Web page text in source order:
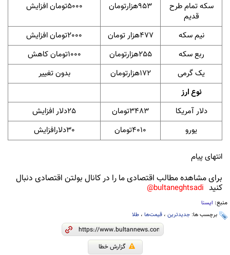
سکه‌ تمام‌ طرح‌
قدیم
953هزارتومان 5000تومان افزایش
نیم سکه 477هزار تومان
2000تومان افزایش
ربع سکه
255هزارتومان
1000تومان کاهش
یک گرمی
172هزارتومان
بدون تغییر
نوع ارز
دلار آمریکا
3483تومان
25دلار افزایش
یورو
4010تومان 30دلارافزایش
انتهای پیام
برای مشاهده مطالب اقتصادی ما را در کانال بولتن اقتصادی دنبال
کنید bultaneghtsadi@
منبع: ایسنا
برچسب ها: جدیدترین ، قیمت‌ها ، طلا
گزارش خطا